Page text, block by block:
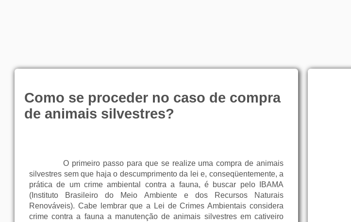
Como se proceder no caso de compra
de animais silvestres?
O primeiro passo para que se realize uma compra de animais
silvestres sem que haja o descumprimento da lei e, conseqüentemente, a
prática de um crime ambiental contra a fauna, é buscar pelo IBAMA
(Instituto Brasileiro do Meio Ambiente e dos Recursos Naturais
Renováveis). Cabe lembrar que a Lei de Crimes Ambientais considera
crime contra a fauna a manutenção de animais silvestres em cativeiro